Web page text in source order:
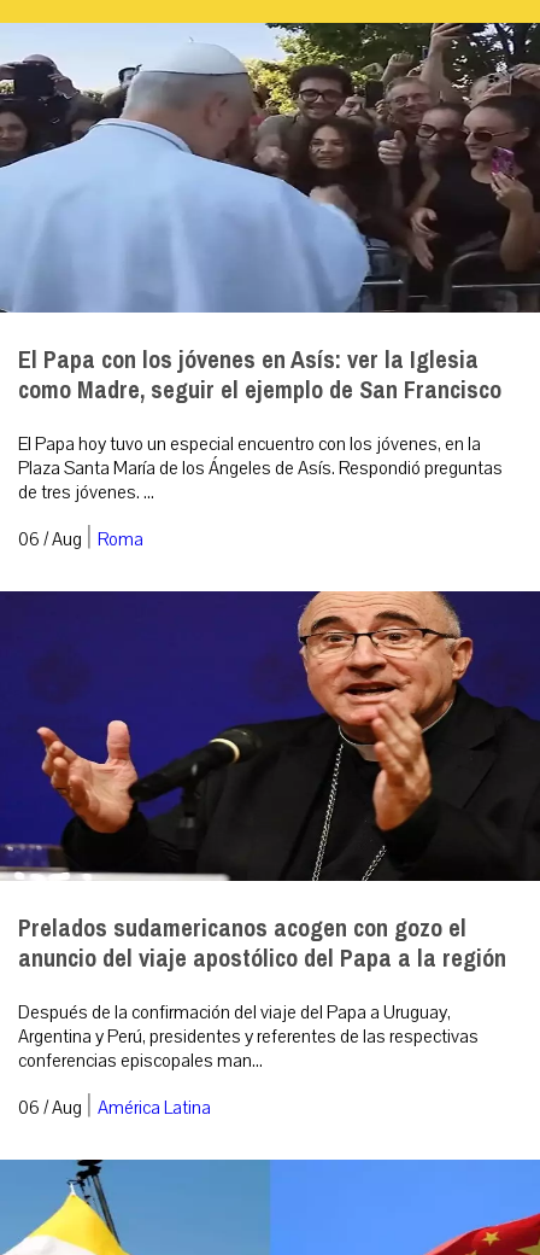
El Papa con los jóvenes en Asís: ver la Iglesia
como Madre, seguir el ejemplo de San Francisco
El Papa hoy tuvo un especial encuentro con los jóvenes, en la
Plaza Santa María de los Ángeles de Asís. Respondió preguntas
de tres jóvenes. ...
06 / Aug | Roma
Prelados sudamericanos acogen con gozo el
anuncio del viaje apostólico del Papa a la región
Después de la confirmación del viaje del Papa a Uruguay,
Argentina y Perú, presidentes y referentes de las respectivas
conferencias episcopales man...
06 / Aug | América Latina